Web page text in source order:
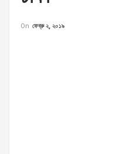
On ফেব্রু ২, ২০১৯